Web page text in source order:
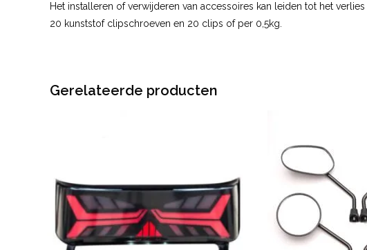
Het installeren of verwijderen van accessoires kan leiden tot het
20 kunststof clipschroeven en 20 clips of per 0,5kg.
Gerelateerde producten